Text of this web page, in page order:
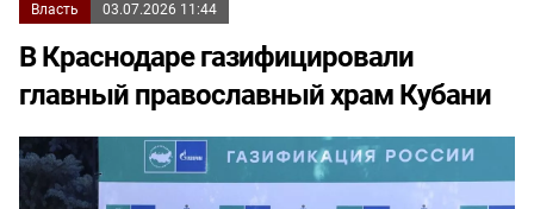
Власть 03.07.2026 11:44
В Краснодаре газифицировали
главный православный храм Кубани